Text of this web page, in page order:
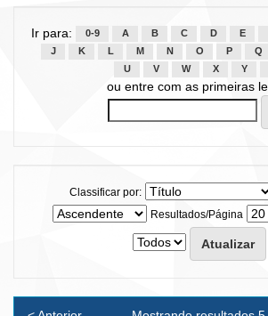
Ir para: 0-9 A B C D E
J
K L M N O P Q
U
V W X Y
ou entre com as primeiras
Classificar por:
Resultados/Página